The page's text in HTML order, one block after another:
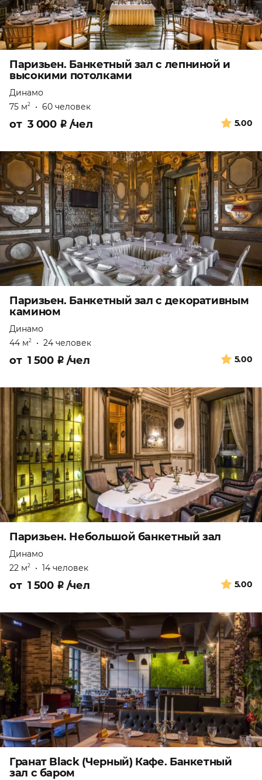
Паризьен. Банкетный зал с лепниной и
высокими потолками
Динамо
75 м2 • 60 человек
5.00
от 3 000 ₽ /чел
Паризьен. Банкетный зал с декоративным
камином
Динамо
44 м2 • 24 человек
5.00
от 1 500 ₽ /чел
Паризьен. Небольшой банкетный зал
Динамо
22 м2 • 14 человек
5.00
от 1 500 ₽ /чел
Гранат Black (Черный) Кафе. Банкетный
зал с баром